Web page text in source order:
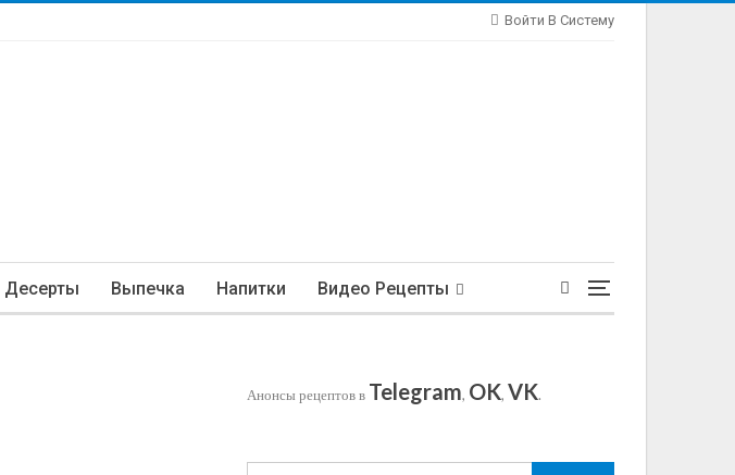
Войти В Систему
Десерты Выпечка Напитки Видео Рецепты
Анонсы рецептов в Telegram, OK, VK.